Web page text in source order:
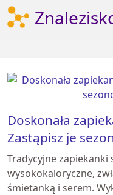
Doskonała
Zastąpisz je
Tradycyjne zapiekanki
wysokokaloryczne,
śmietanką i serem.